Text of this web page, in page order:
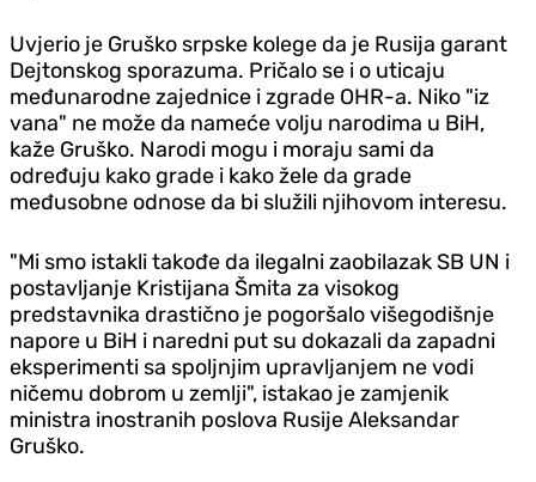
Uvjerio je Gruško srpske kolege da je Rusija garant
Dejtonskog sporazuma. Pričalo se i o uticaju
međunarodne zajednice i zgrade OHR-a. Niko "iz
vana" ne može da nameće volju narodima u BiH,
kaže Gruško. Narodi mogu i moraju sami da
određuju kako grade i kako žele da grade
međusobne odnose da bi služili njihovom interesu.
"Mi smo istakli takođe da ilegalni zaobilazak SB UN i
postavljanje Kristijana Šmita za visokog
predstavnika drastično je pogoršalo višegodišnje
napore u BiH i naredni put su dokazali da zapadni
eksperimenti sa spoljnjim upravljanjem ne vodi
ničemu dobrom u zemlji", istakao je zamjenik
ministra inostranih poslova Rusije Aleksandar
Gruško.